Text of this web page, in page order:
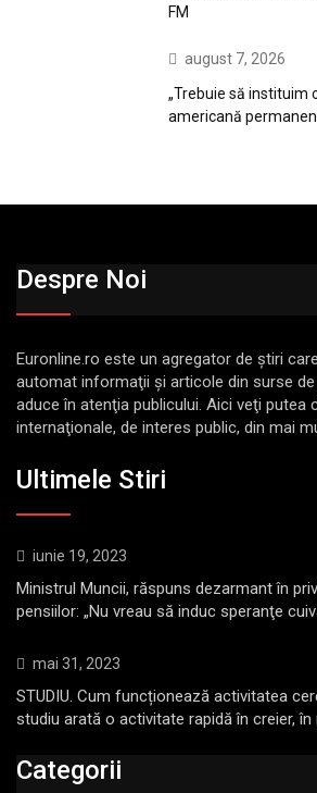
FM
august 7, 2026
„Trebuie să instituim
americană
Despre Noi
Euronline.ro este un agregator de ştiri
automat informaţii şi articole din surse
aduce în atenţia publicului. Aici veţi putea
internaţionale, de interes public, din mai
Ultimele Stiri
iunie 19, 2023
Ministrul Muncii, răspuns dezarmant în
pensiilor: „Nu vreau să induc speranţe
mai 31, 2023
STUDIU. Cum funcționează activitatea
studiu arată o activitate rapidă în creier,
Categorii